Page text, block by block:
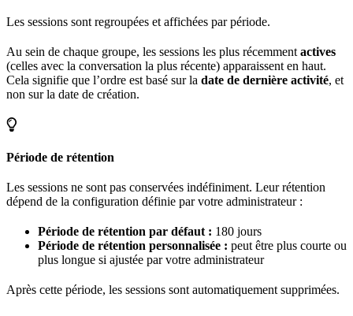
Les sessions sont regroupées et affichées par période.
Au sein de chaque groupe, les sessions les plus récemmentactives
(celles avec la conversation la plus récente) apparaissent en haut.
Cela signifie que l’ordre est basé sur la date de dernière activité, et
non sur la date de création.
Période de rétention
Les sessions ne sont pas conservées indéfiniment. Leur rétention
dépend de la configuration définie par votre administrateur :
Période de rétention par défaut : 180 jours
Période de rétention personnalisée : peut être plus courte ou
plus longue si ajustée par votre administrateur
Après cette période, les sessions sont automatiquement supprimées.